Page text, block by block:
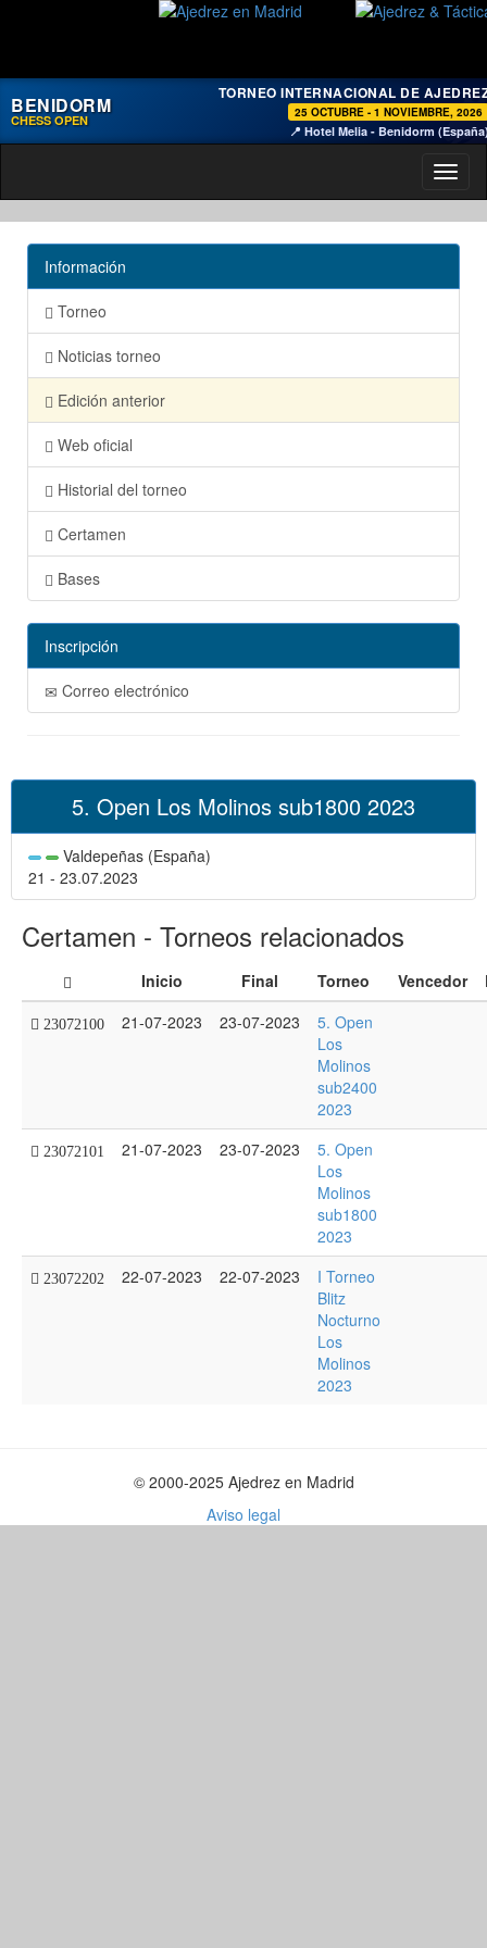
BENIDORM
CHESS OPEN
TORNEO INTERNACIONAL DE
25 OCTUBRE - 1 NOVIEMBRE, 2026
📍 Hotel Melia - Benidorm
Información
Torneo
Noticias torneo
Edición anterior
Web oficial
Historial del torneo
Certamen
Bases
Inscripción
Correo electrónico
5. Open Los Molinos sub1800 2023
Valdepeñas (España)
21 - 23.07.2023
Certamen - Torneos relacionados
Inicio Final Torneo Vencedor
23072100 21-07-2023 23-07-2023
5. Open
Los
Molinos
sub2400
2023
23072101 21-07-2023 23-07-2023
5. Open
Los
Molinos
sub1800
2023
23072202 22-07-2023 22-07-2023
I Torneo
Blitz
Nocturno
Los
Molinos
2023
© 2000-2025 Ajedrez en Madrid
Aviso legal